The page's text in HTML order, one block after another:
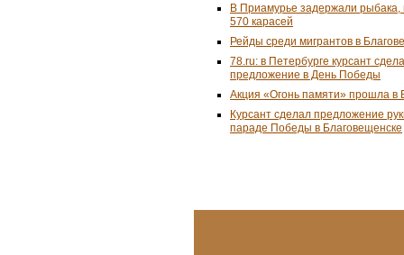
В Приамурье задержали
570 карасей
Рейды среди мигрантов в
78.ru: в Петербурге курсант
предложение в День Победы
Акция «Огонь памяти» прошла в
Курсант сделал предложение
параде Победы в Благовещенске